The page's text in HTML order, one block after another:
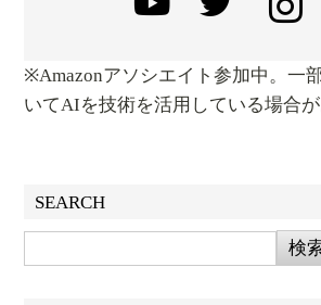
※Amazonアソシエイト参加中。一
いてAIを技術を活用している場合が
SEARCH